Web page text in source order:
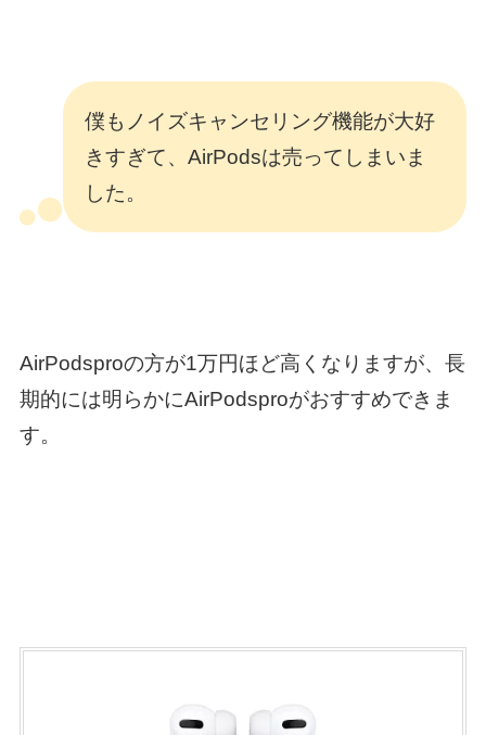
僕もノイズキャンセリング機能が大好
きすぎて、AirPodsは売ってしまいま
した。
AirPodsproの方が1万円ほど高くなりますが、長
期的には明らかにAirPodsproがおすすめできま
す。